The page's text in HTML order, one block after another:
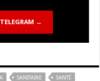
TELEGRAM →
SANITAIRE SANTÉ